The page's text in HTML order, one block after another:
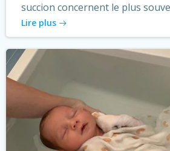
succion concernent le plus
Lire plus